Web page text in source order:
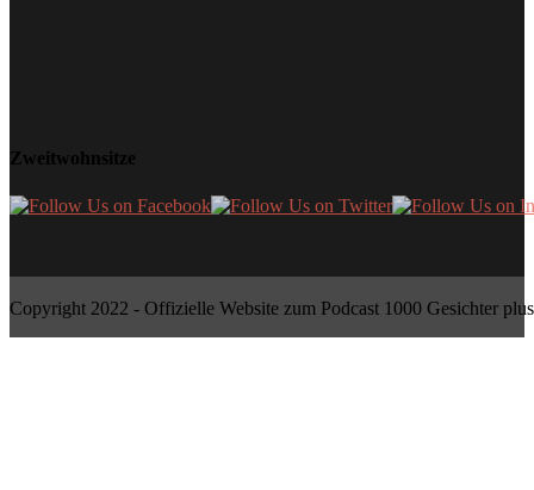
Zweitwohnsitze
Copyright 2022 - Offizielle Website zum Podcast 1000 Gesichter